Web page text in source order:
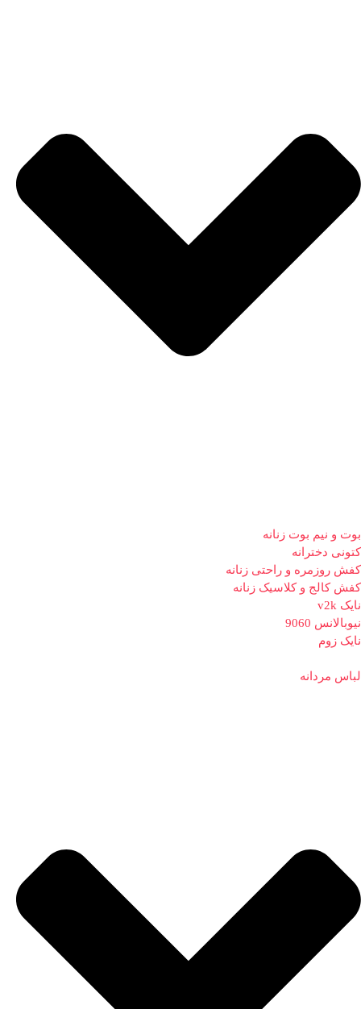
بوت و نیم بوت زنانه
کتونی دخترانه
کفش روزمره و راحتی زنانه
کفش کالج و کلاسیک زنانه
نایک v2k
نیوبالانس 9060
نایک زوم
لباس مردانه